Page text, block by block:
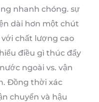
nhanh chóng. sự
dài hơn một chút
chất lượng cao
điều gì thúc đẩy
ngoài vs. vận
Đồng thời xác
chuyển và hậu